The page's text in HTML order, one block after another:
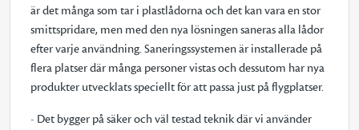
är det många som tar i plastlådorna och det kan vara en stor
smittspridare, men med den nya lösningen saneras alla lådor
efter varje användning. Saneringssystemen är installerade på
flera platser där många personer vistas och dessutom har nya
produkter utvecklats speciellt för att passa just på flygplatser.
- Det bygger på säker och väl testad teknik där vi använder